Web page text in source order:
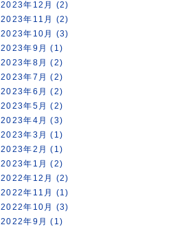
2023年12月 (2)
2023年11月 (2)
2023年10月 (3)
2023年9月 (1)
2023年8月 (2)
2023年7月 (2)
2023年6月 (2)
2023年5月 (2)
2023年4月 (3)
2023年3月 (1)
2023年2月 (1)
2023年1月 (2)
2022年12月 (2)
2022年11月 (1)
2022年10月 (3)
2022年9月 (1)